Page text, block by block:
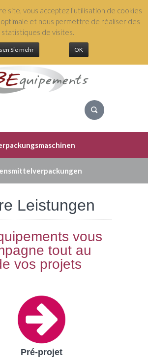
site, vous acceptez l’utilisation de cookies
et nous permettre de réaliser des
statistiques de visites.
Sie mehr OK
+(33) 3 88 04 54 49
SIND WIR?
LEISTUNGEN
Leistungen
vous
tout au
vos projets
Pré-projet